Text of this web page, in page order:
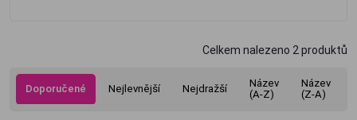
Celkem nalezeno 2produktů
Doporučené Nejlevnější Nejdražší
Název
(A-Z)
Název
(Z-A)